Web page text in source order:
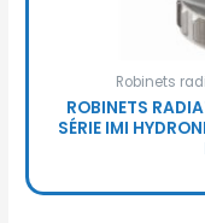
Robinets
ROBINETS
SÉRIE IMI